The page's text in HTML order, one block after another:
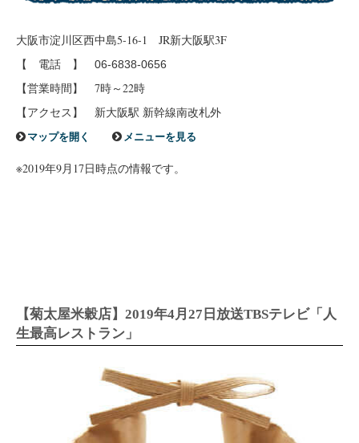
大阪市淀川区西中島5-16-1 JR新大阪駅3F
【 電話 】 06-6838-0656
【営業時間】 7時～22時
【アクセス】 新大阪駅 新幹線南改札外
マップを開く メニューを見る
※2019年9月17日時点の情報です。
【菊太屋米穀店】2019年4月27日放送TBSテレビ「人
生最高レストラン」